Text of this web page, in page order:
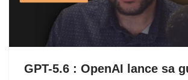
GPT-5.6 : OpenAI lance sa